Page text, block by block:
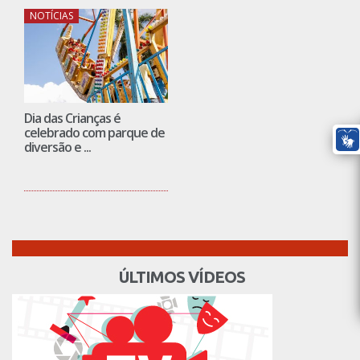
NOTÍCIAS
Dia das Crianças é
celebrado com parque de
diversão e ...
ÚLTIMOS VÍDEOS